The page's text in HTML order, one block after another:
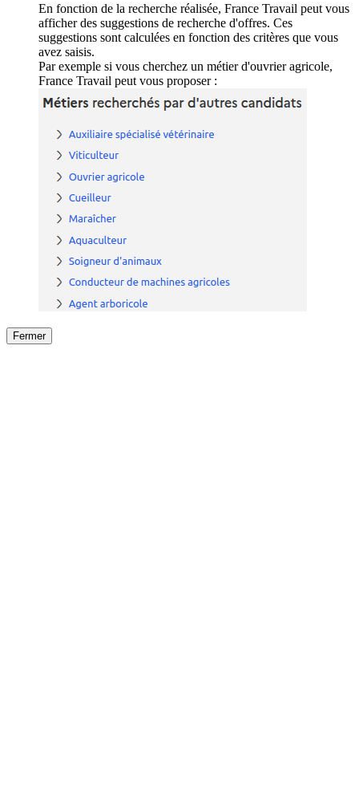
En fonction de la recherche réalisée, France Travail peut vous
afficher des suggestions de recherche d'offres. Ces
suggestions sont calculées en fonction des critères que vous
avez saisis.
Par exemple si vous cherchez un métier d'ouvrier agricole,
France Travail peut vous proposer :
Fermer